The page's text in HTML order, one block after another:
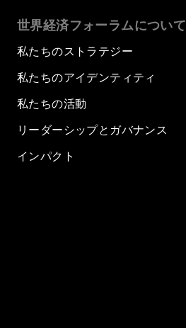
世界経済フォーラムについて
私たちのストラテジー
私たちのアイデンティティ
私たちの活動
リーダーシップとガバナンス
インパクト